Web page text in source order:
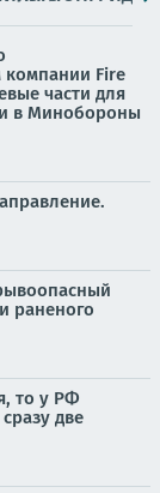
Fire
части для
в Минобороны
раненого
то у РФ
две